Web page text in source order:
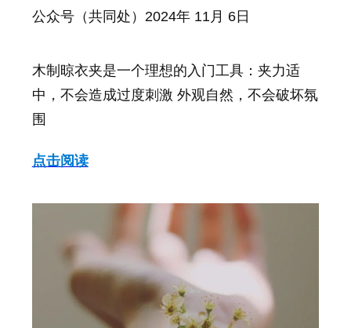
公众号（共同处） 2024年 11月 6日
木制晾衣夹是一个理想的入门工具：夹力适
中，不会造成过度刺激 外观自然，不会破坏氛
围
点击阅读